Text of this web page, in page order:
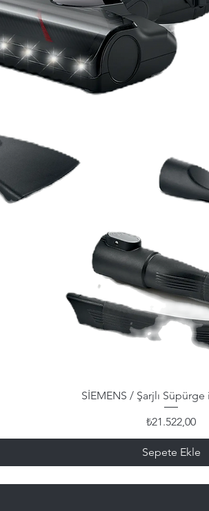
SİEMENS / Şarjlı Süpürge
Fiyat
₺21.522,00
Sepete Ekle